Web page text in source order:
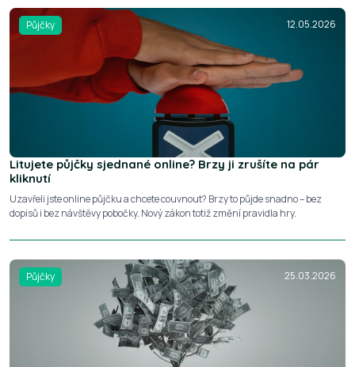
Půjčky 12.05.2026
Litujete půjčky sjednané online? Brzy ji zrušíte na pár
kliknutí
Uzavřeli jste online půjčku a chcete couvnout? Brzy to půjde snadno – bez
dopisů i bez návštěvy pobočky. Nový zákon totiž změní pravidla hry.
Půjčky 25.03.2026